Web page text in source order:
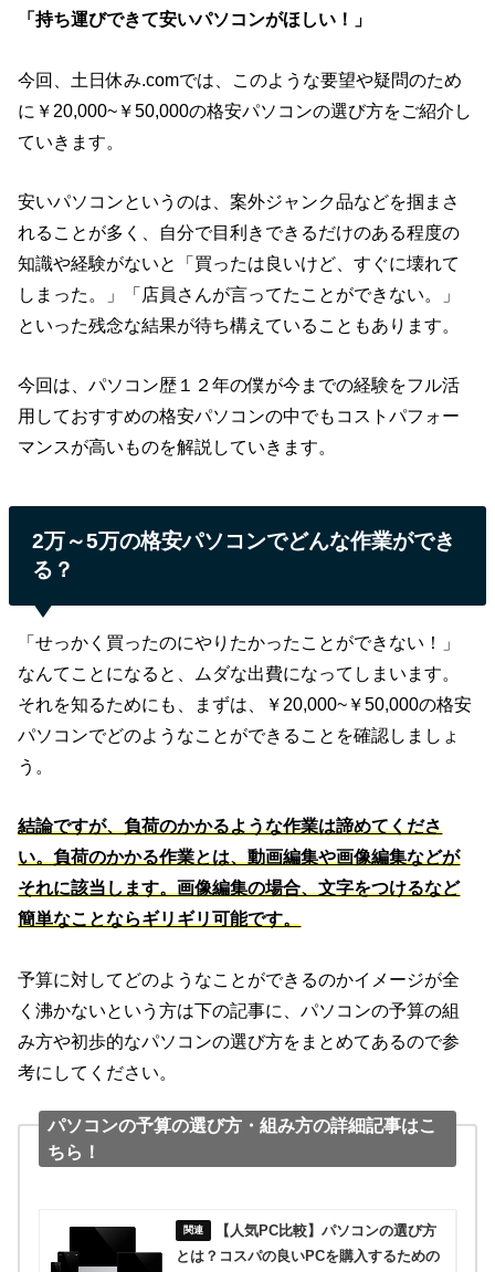
「持ち運びできて安いパソコンがほしい！」
今回、土日休み.comでは、このような要望や疑問のため
に￥20,000~￥50,000の格安パソコンの選び方をご紹介し
ていきます。
安いパソコンというのは、案外ジャンク品などを掴まさ
れることが多く、自分で目利きできるだけのある程度の
知識や経験がないと「買ったは良いけど、すぐに壊れて
しまった。」「店員さんが言ってたことができない。」
といった残念な結果が待ち構えていることもあります。
今回は、パソコン歴１２年の僕が今までの経験をフル活
用しておすすめの格安パソコンの中でもコストパフォー
マンスが高いものを解説していきます。
2万～5万の格安パソコンでどんな作業ができ
る？
「せっかく買ったのにやりたかったことができない！」
なんてことになると、ムダな出費になってしまいます。
それを知るためにも、まずは、￥20,000~￥50,000の格安
パソコンでどのようなことができることを確認しましょ
う。
結論ですが、負荷のかかるような作業は諦めてくださ
い。負荷のかかる作業とは、動画編集や画像編集などが
それに該当します。画像編集の場合、文字をつけるなど
簡単なことならギリギリ可能です。
予算に対してどのようなことができるのかイメージが全
く沸かないという方は下の記事に、パソコンの予算の組
み方や初歩的なパソコンの選び方をまとめてあるので参
考にしてください。
パソコンの予算の選び方・組み方の詳細記事はこ
ちら！
【人気PC比較】パソコンの選び方
とは？コスパの良いPCを購入するための